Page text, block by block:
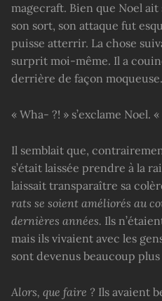
magecraft. Bien que Noel
son sort, son attaque fut
puisse atterrir. La chose
surprit moi-même. Il a
derrière de façon moqueuse.
« Wha- ?! » s’exclame Noel.
Il semblait que,
s’était laissée prendre à la
laissait transparaître sa
rats se soient améliorés au
dernières années. Ils
mais ils vivaient avec les
sont devenus beaucoup
Alors, que faire ? Ils avaient